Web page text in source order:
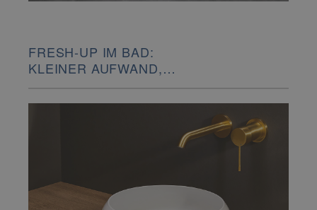
FRESH-UP IM BAD:
KLEINER AUFWAND,